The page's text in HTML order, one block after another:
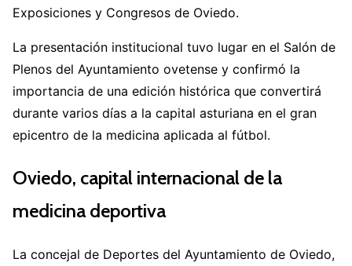
Exposiciones y Congresos de Oviedo.
La presentación institucional tuvo lugar en el Salón de
Plenos del Ayuntamiento ovetense y confirmó la
importancia de una edición histórica que convertirá
durante varios días a la capital asturiana en el gran
epicentro de la medicina aplicada al fútbol.
Oviedo, capital internacional de la
medicina deportiva
La concejal de Deportes del Ayuntamiento de Oviedo,